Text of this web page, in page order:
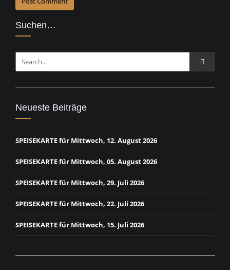
Suchen…
Neueste Beiträge
SPEISEKARTE für Mittwoch, 12. August 2026
SPEISEKARTE für Mittwoch, 05. August 2026
SPEISEKARTE für Mittwoch, 29. Juli 2026
SPEISEKARTE für Mittwoch, 22. Juli 2026
SPEISEKARTE für Mittwoch, 15. Juli 2026